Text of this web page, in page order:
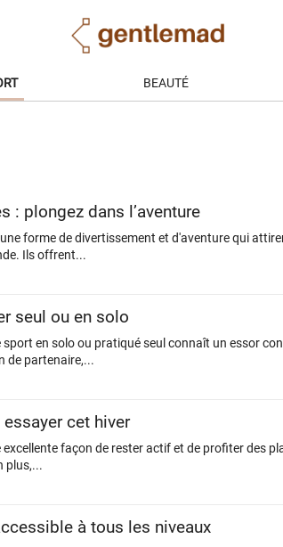
BEAUTÉ
: plongez dans l’aventure
forme de divertissement et d'aventure qui
Ils offrent...
seul ou en solo
sport en solo ou pratiqué seul connaît un essor
de partenaire,...
essayer cet hiver
façon de rester actif et de profiter des
plus,...
à tous les niveaux